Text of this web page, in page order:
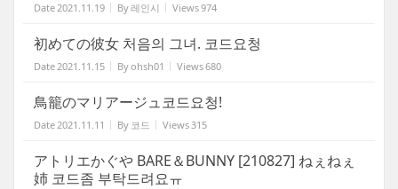
Date2021.11.19 By레인시 Views974
初めての彼女 처음의 그녀. 코드요청
Date2021.11.15 Byohsh01 Views680
鳥籠のマリアージュ코드요청!
Date2021.11.11 By 코드 Views315
アトリエかぐや BARE＆BUNNY [210827] ねぇねぇ
姉 코드좀 부탁드려요ㅠ